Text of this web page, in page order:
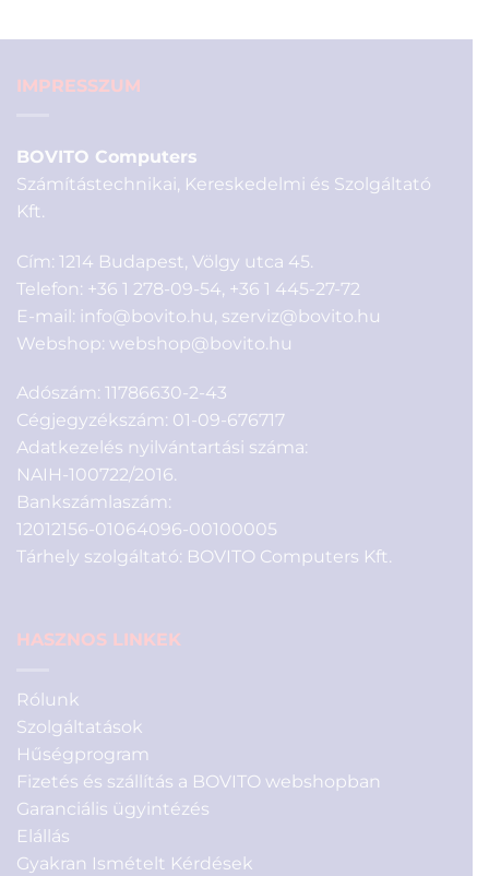
IMPRESSZUM
BOVITO Computers
Számítástechnikai, Kereskedelmi és Szolgáltató
Kft.
Cím: 1214 Budapest, Völgy utca 45.
Telefon: +36 1 278-09-54 +36 1 445-27-72
E-mail: info@bovito.hu szerviz@bovito.hu
Webshop: webshop@bovito.hu
Adószám: 11786630-2-43
Cégjegyzékszám: 01-09-676717
Adatkezelés nyilvántartási száma:
NAIH-100722/2016.
Bankszámlaszám:
12012156-01064096-00100005
Tárhely szolgáltató: BOVITO Computers Kft.
HASZNOS LINKEK
Rólunk
Szolgáltatások
Hűségprogram
Fizetés és szállítás a BOVITO webshopban
Garanciális ügyintézés
Elállás
Gyakran Ismételt Kérdések